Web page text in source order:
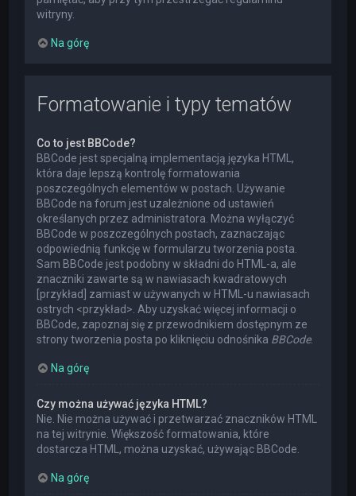
witryny.
Na górę
Formatowanie i typy tematów
Co to jest BBCode?
BBCode jest specjalną implementacją języka HTML,
która daje lepszą kontrolę formatowania
poszczególnych elementów w postach. Używanie
BBCode na forum jest uzależnione od ustawień
określanych przez administratora. Można wyłączyć
BBCode w poszczególnych postach, zaznaczając
odpowiednią funkcję w formularzu tworzenia posta.
Sam BBCode jest podobny w składni do HTML-a, ale
znaczniki zawarte są w nawiasach kwadratowych
[przykład] zamiast w używanych w HTML-u nawiasach
ostrych <przykład>. Aby uzyskać więcej informacji o
BBCode, zapoznaj się z przewodnikiem dostępnym ze
strony tworzenia posta po kliknięciu odnośnika BBCode.
Na górę
Czy można używać języka HTML?
Nie. Nie można używać i przetwarzać znaczników HTML
na tej witrynie. Większość formatowania, które
dostarcza HTML, można uzyskać, używając BBCode.
Na górę